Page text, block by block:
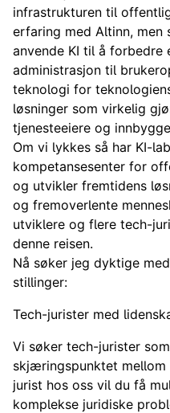
infrastrukturen til
erfaring med Altinn, men
anvende KI til å forbedre
administrasjon til
teknologi for
løsninger som virkelig
tjenesteeiere og
Om vi lykkes så har KI-
kompetansesenter for
og utvikler fremtidens
og fremoverlente
utviklere og flere tech-
denne reisen.
Nå søker jeg dyktige
stillinger:
Tech-jurister med
Vi søker tech-jurister
skjæringspunktet
jurist hos oss vil du få
komplekse juridiske